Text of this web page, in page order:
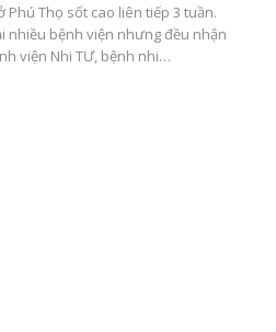
Phú Thọ sốt cao liên tiếp 3 tuần.
nhiều bệnh viện nhưng đều nhận
viện Nhi TƯ, bệnh nhi…